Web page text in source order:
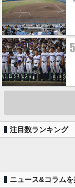
5
注目数ランキング
ニュース&コラム